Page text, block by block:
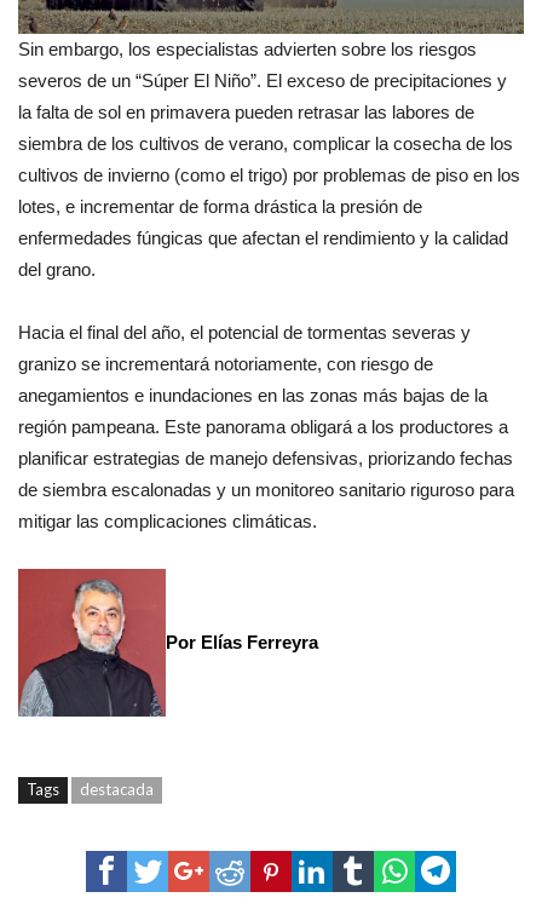
Sin embargo, los especialistas advierten sobre los riesgos
severos de un “Súper El Niño”. El exceso de precipitaciones y
la falta de sol en primavera pueden retrasar las labores de
siembra de los cultivos de verano, complicar la cosecha de los
cultivos de invierno (como el trigo) por problemas de piso en los
lotes, e incrementar de forma drástica la presión de
enfermedades fúngicas que afectan el rendimiento y la calidad
del grano.
Hacia el final del año, el potencial de tormentas severas y
granizo se incrementará notoriamente, con riesgo de
anegamientos e inundaciones en las zonas más bajas de la
región pampeana. Este panorama obligará a los productores a
planificar estrategias de manejo defensivas, priorizando fechas
de siembra escalonadas y un monitoreo sanitario riguroso para
mitigar las complicaciones climáticas.
Por Elías Ferreyra
Tags destacada